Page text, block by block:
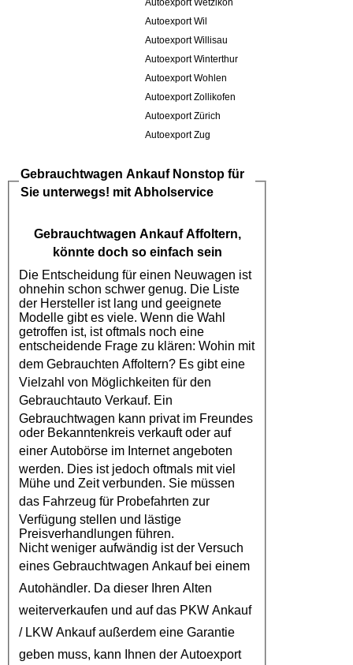
Autoexport Wetzikon
Autoexport Wil
Autoexport Willisau
Autoexport Winterthur
Autoexport Wohlen
Autoexport Zollikofen
Autoexport Zürich
Autoexport Zug
Gebrauchtwagen AnkaufNonstop für
Sie unterwegs! mit Abholservice
Gebrauchtwagen Ankauf Affoltern,
könnte doch so einfach sein
Die Entscheidung für einen Neuwagen ist
ohnehin schon schwer genug. Die Liste
der Hersteller ist lang und geeignete
Modelle gibt es viele. Wenn die Wahl
getroffen ist, ist oftmals noch eine
entscheidende Frage zu klären: Wohin mit
dem Gebrauchten Affoltern? Es gibt eine
Vielzahl von Möglichkeiten für den
Gebrauchtauto Verkauf. Ein
Gebrauchtwagen kann privat im Freundes
oder Bekanntenkreis verkauft oder auf
einer Autobörse im Internet angeboten
werden. Dies ist jedoch oftmals mit viel
Mühe und Zeit verbunden. Sie müssen
das Fahrzeug für Probefahrten zur
Verfügung stellen und lästige
Preisverhandlungen führen.
Nicht weniger aufwändig ist der Versuch
eines Gebrauchtwagen Ankaufbei einem
Autohändler. Da dieser Ihren Alten
weiterverkaufen und auf das PKW Ankauf
/ LKW Ankaufaußerdem eine Garantie
geben muss, kann Ihnen der Autoexport